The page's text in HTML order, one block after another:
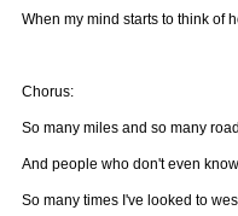
When my mind starts to think of
Chorus:
So many miles and so many
And people who don't even
So many times I've looked to